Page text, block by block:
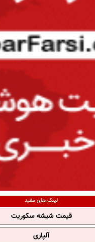
لینک های مفید
قیمت شیشه سکوریت
آلپاری